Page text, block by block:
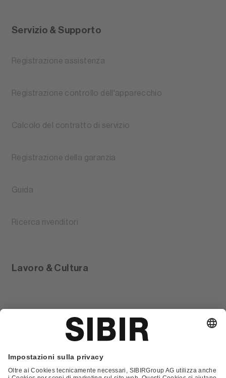
Servizio & Supporto
Registrazione assistenza
Registrazione controllo dell'apparecchio
Calcolo del contratto di servizio
Registrazione della garanzia
Guida
Ricerca rivenditori
Lavoro & Cultura
Contatto